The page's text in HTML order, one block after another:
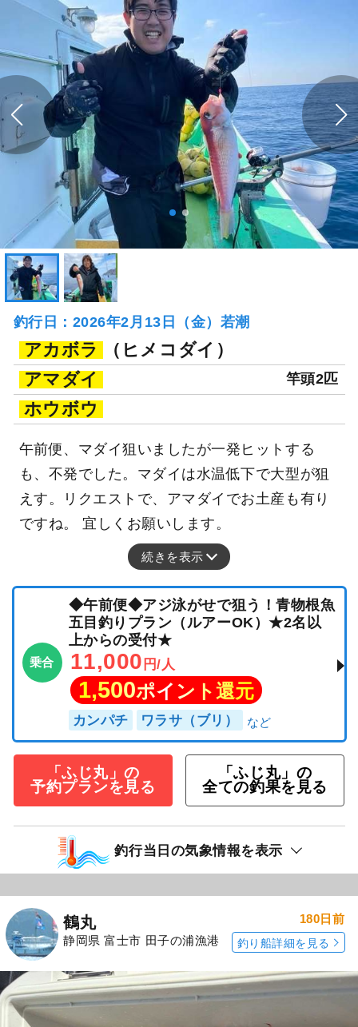
釣行日：2026年2月13日（金）若潮
アカボラ
（ヒメコダイ）
アマダイ
竿頭2匹
ホウボウ
午前便、マダイ狙いましたが一発ヒットする
も、不発でした。マダイは水温低下で大型が狙
えす。リクエストで、アマダイでお土産も有り
ですね。 宜しくお願いします。
続きを表示
乗合
◆午前便◆アジ泳がせで狙う！青物根魚
五目釣りプラン（ルアーOK）★2名以
上からの受付★
11,000 円/人
1,500ポイント還元
カンパチ ワラサ（ブリ）
「ふじ丸」の
予約プランを見る
「ふじ丸」の
全ての釣果を見る
釣行当日の気象情報を表示
鶴丸
静岡県 富士市 田子の浦漁港
180日前
釣り船詳細を見る